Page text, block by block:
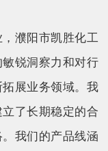
濮阳市凯胜化工
锐洞察力和对行
展业务领域。我
了长期稳定的合
我们的产品线涵